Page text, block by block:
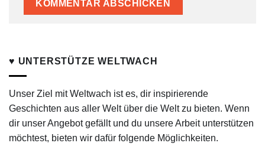
♥ UNTERSTÜTZE WELTWACH
Unser Ziel mit Weltwach ist es, dir inspirierende
Geschichten aus aller Welt über die Welt zu bieten. Wenn
dir unser Angebot gefällt und du unsere Arbeit unterstützen
möchtest, bieten wir dafür folgende Möglichkeiten.